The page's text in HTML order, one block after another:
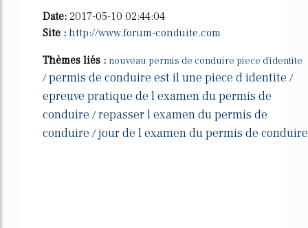
Date: 2017-05-10 02:44:04
Site : http://www.forum-conduite.com
Thèmes liés : nouveau permis de conduire piece d'identite
/permis de conduire est il une piece d identite /
epreuve pratique de l examen du permis de
conduire /repasser l examen du permis de
conduire /jour de l examen du permis de conduire